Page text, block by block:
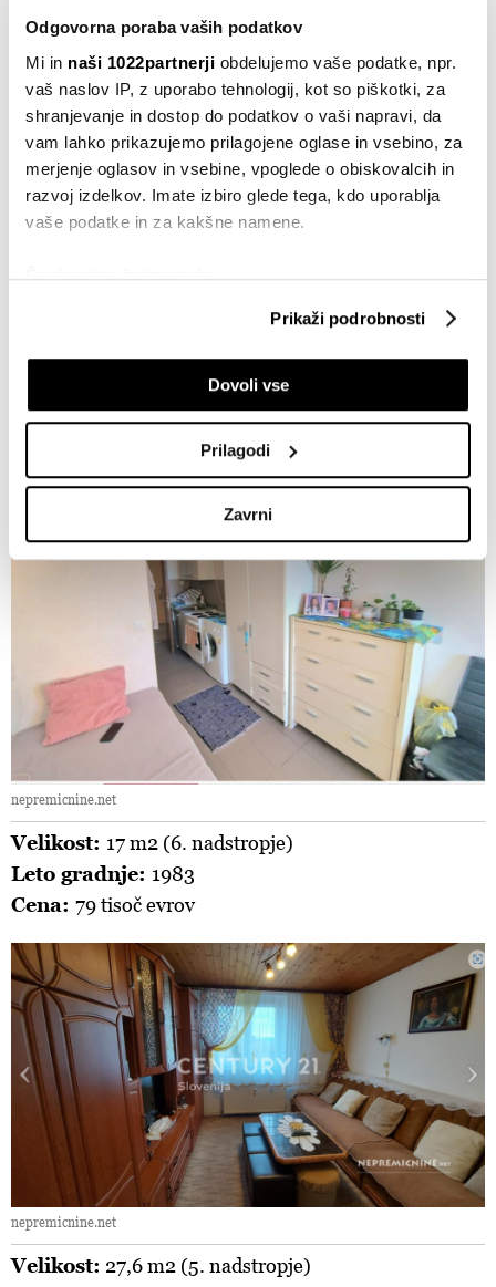
Odgovorna poraba vaših podatkov
Mi in naši 1022partnerji obdelujemo vaše podatke, npr.
vaš naslov IP, z uporabo tehnologij, kot so piškotki, za
shranjevanje in dostop do podatkov o vaši napravi, da
vam lahko prikazujemo prilagojene oglase in vsebino, za
merjenje oglasov in vsebine, vpoglede o obiskovalcih in
razvoj izdelkov. Imate izbiro glede tega, kdo uporablja
vaše podatke in za kakšne namene.
Če dovolite, želimo tudi:
Zbirati informacije o vaši geografski lokaciji, ki so
Identificirati napravo z aktivnim preverjanjem
lastnosti (odčitavanje prstnih odtisov)
Poglejte si še, kako se obdelujejo vaši osebni podatki in
nastavite svoje preference v
razdelku o podrobnostih
iz Izjave o piškotkih.
Skupni upravljavci obdelave so HD-WIN ARENA SPORT
Partnerji
. Več o podatkih, ki jih obdelujemo, in o
vaših pravicah glede teh podatkov najdete v našiPolitiki
, o piškotkih in drugih podobnih tehnologijah
Politiki piškotkov.
Piškotke lahko kadar koli ponovno prilagodite tako, da
kliknete možnost »Prikaži podrobnosti«. Privolitev lahko
kadar koli prekličete brez kakršnih koli posledic.
Prikaži podrobnosti
Dovoli vse
Prilagodi
Zavrni
nepremicnine.net
Velikost: 17 m2 (6. nadstropje)
Leto gradnje: 1983
Cena: 79 tisoč evrov
nepremicnine.net
Velikost: 27,6 m2 (5. nadstropje)